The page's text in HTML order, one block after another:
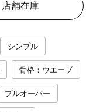
店舗在庫
シンプル
骨格：ウエーブ
プルオーバー